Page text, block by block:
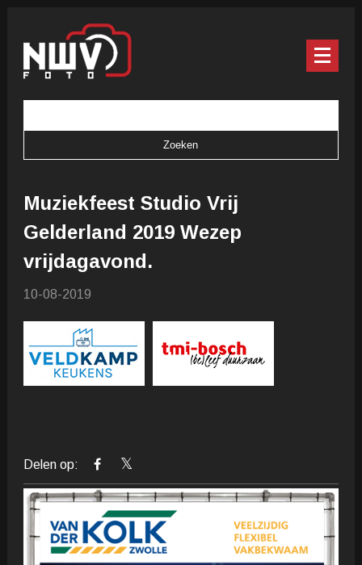
Muziekfeest Studio Vrij
Gelderland 2019 Wezep
vrijdagavond.
10-08-2019
Delen op: